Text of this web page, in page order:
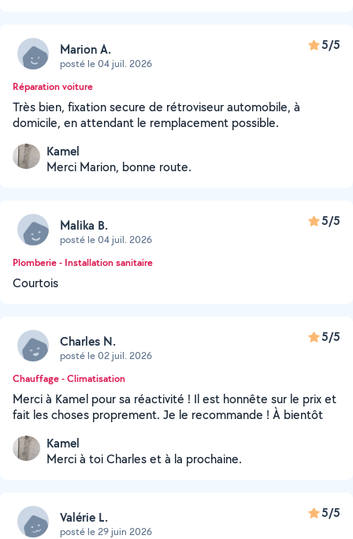
Marion A.
posté le 04 juil. 2026
5/5
Réparation voiture
Très bien, fixation secure de rétroviseur automobile, à
domicile, en attendant le remplacement possible.
Kamel
Merci Marion, bonne route.
Malika B.
posté le 04 juil. 2026
5/5
Plomberie - Installation sanitaire
Courtois
Charles N.
posté le 02 juil. 2026
5/5
Chauffage - Climatisation
Merci à Kamel pour sa réactivité ! Il est honnête sur le prix et
fait les choses proprement. Je le recommande ! À bientôt
Kamel
Merci à toi Charles et à la prochaine.
Valérie L.
posté le 29 juin 2026
5/5